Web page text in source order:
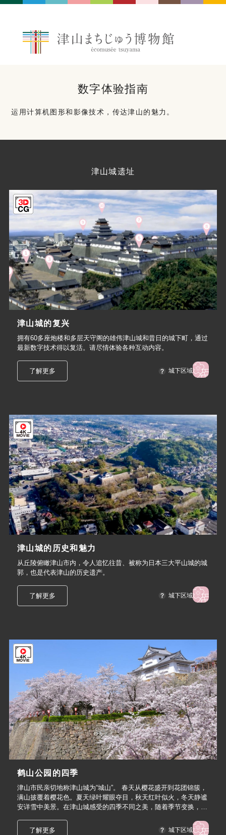
数字体验指南
运用计算机图形和影像技术，传达津山的魅力。
津山城遗址
津山城的复兴
拥有60多座炮楼和多层天守阁的雄伟津山城和昔日的城下町，通过
最新数字技术得以复活。请尽情体验各种互动内容。
了解更多 城下区域
津山城的历史和魅力
从丘陵俯瞰津山市内，令人追忆往昔、被称为日本三大平山城的城
郭，也是代表津山的历史遗产。
了解更多 城下区域
鹤山公园的四季
津山市民亲切地称津山城为“城山”。 春天从樱花盛开到花团锦簇，
满山披覆着樱花色。夏天绿叶耀眼夺目，秋天红叶似火，冬天静谧
安详雪中美景。在津山城感受的四季不同之美，随着季节变换，能
了解更多
城下区域